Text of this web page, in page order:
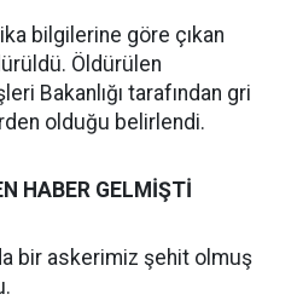
bilgilerine göre çıkan
Öldürülen
Bakanlığı tarafından gri
olduğu belirlendi.
HABER GELMİŞTİ
bir askerimiz şehit olmuş